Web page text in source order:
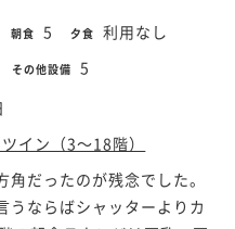
朝食 5 夕食 利用なし
その他設備 5
イン（3～18階）
だったのが残念でした。
うならばシャッターよりカ